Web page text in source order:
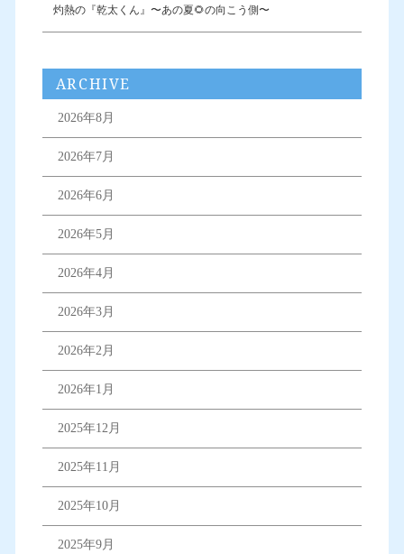
灼熱の『乾太くん』〜あの夏🌻の向こう側〜
ARCHIVE
2026年8月
2026年7月
2026年6月
2026年5月
2026年4月
2026年3月
2026年2月
2026年1月
2025年12月
2025年11月
2025年10月
2025年9月